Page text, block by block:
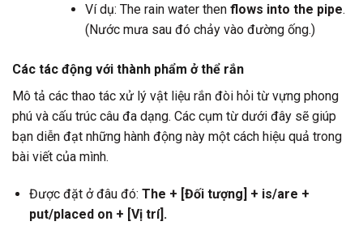
Ví dụ: The rain water then flows into the pipe.
(Nước mưa sau đó chảy vào đường ống.)
Các tác động với thành phẩm ở thể rắn
Mô tả các thao tác xử lý vật liệu rắn đòi hỏi từ vựng phong
phú và cấu trúc câu đa dạng. Các cụm từ dưới đây sẽ giúp
bạn diễn đạt những hành động này một cách hiệu quả trong
bài viết của mình.
Được đặt ở đâu đó: The + [Đối tượng] + is/are +
put/placed on + [Vị trí].